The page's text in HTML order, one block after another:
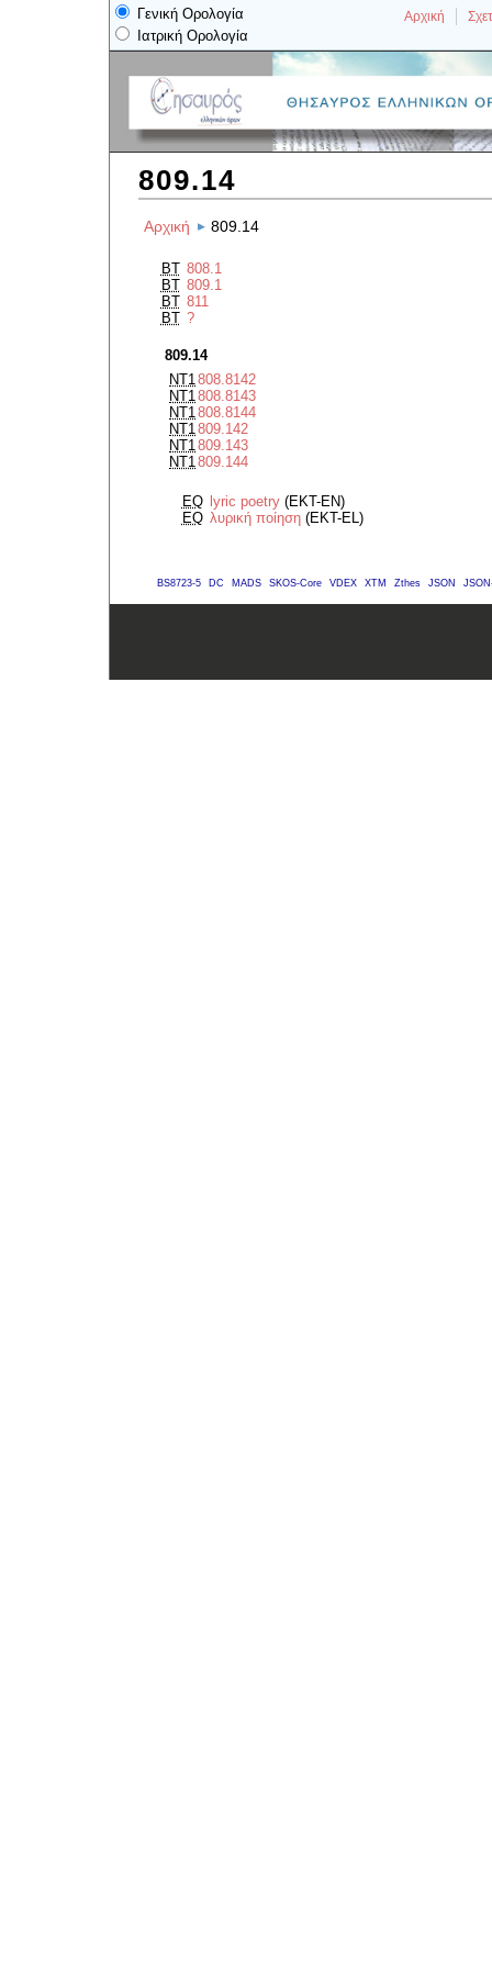
Γενική Ορολογία
Ιατρική Ορολογία
Αρχική
809.14
Αρχική 809.14
BT 808.1
BT 809.1
BT 811
BT ?
809.14
NT1 808.8142
NT1 808.8143
NT1 808.8144
NT1 809.142
NT1 809.143
NT1 809.144
EQ lyric poetry(EKT-EN)
EQ λυρική ποίηση(EKT-EL)
BS8723-5 DC MADS SKOS-Core VDEX XTM Zthes JSON